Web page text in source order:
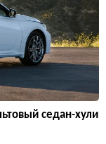
седан-хули